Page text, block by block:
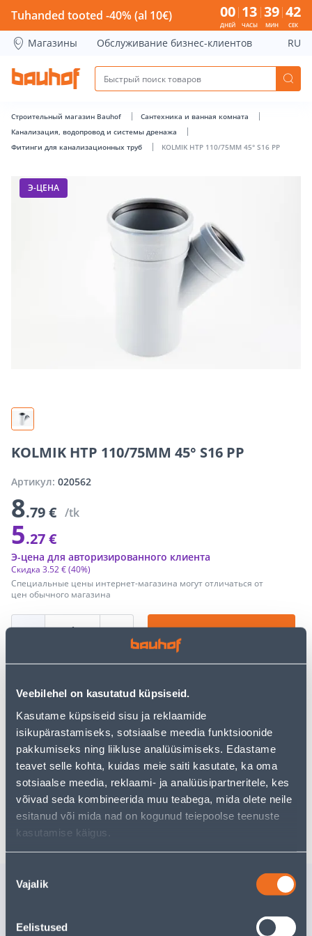
Veebilehel on kasutatud küpsiseid.
Kasutame küpsiseid sisu ja reklaamide
isikupärastamiseks, sotsiaalse meedia funktsioonide
pakkumiseks ning liikluse analüüsimiseks. Edastame
teavet selle kohta, kuidas meie saiti kasutate, ka oma
sotsiaalse meedia, reklaami- ja analüüsipartneritele, kes
võivad seda kombineerida muu teabega, mida olete neile
esitanud või mida nad on kogunud teiepoolse teenuste
kasutamise käigus.
valik
Vajalik
Eelistused
KOLMIK HTP 110/75MM 45° S16 PP - Bauhof has loaded
Tuhanded tooted -40% (al 10€) 00
ДНЕЙ
13
ЧАСЫ
39
МИН
42
СЕК
Магазины Обслуживание бизнес-клиентов RU
Строительный магазин Bauhof
Сантехника и ванная комната
Канализация, водопровод и системы дренажа
Фитинги для канализационных труб
KOLMIK HTP 110/75MM 45° S16 PP
Э-ЦЕНА
KOLMIK HTP 110/75MM 45° S16 PP
Артикул: 020562
8.79 € /tk
5.27 €
Специальные цены интернет-магазина могут отличаться от
цен обычного магазина
Скидка 3.52 €(40%)
Э-цена для авторизированного клиента
− + ДОБАВИТЬ В КОРЗИНУ
Предполагаемая доставка 3,69 € от 2-5 tööpäeva
Посылочный автомат от 2,29 € с 2-5 tööpäeva
Забрать в магазине, с 10.08.2026
Похожие продукты
130MM